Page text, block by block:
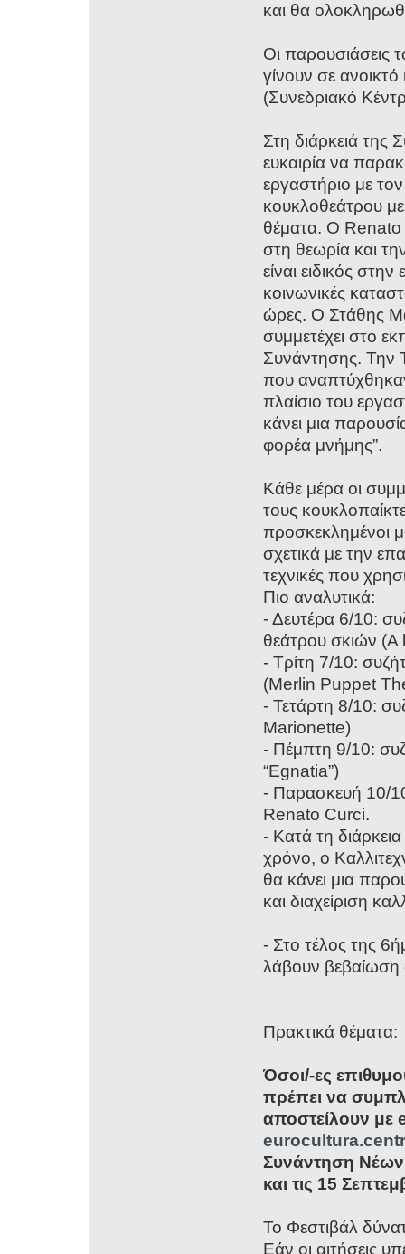
και θα
Οι
γίνουν σε
(Συνεδριακό
Στη διάρκειά της
ευκαιρία να
εργαστήριο με
κουκλοθεάτρου
θέματα. Ο Renato
στη θεωρία και
είναι ειδικός
κοινωνικές
ώρες. Ο Στάθης
συμμετέχει στο
Συνάντησης. Την
που
πλαίσιο του
κάνει μια
φορέα μνήμης”.
Κάθε μέρα οι
τους
προσκεκλημένοι
σχετικά με την
τεχνικές που
Πιο αναλυτικά:
- Δευτέρα 6/10:
θεάτρου σκιών
- Τρίτη 7/10:
(Merlin Puppet
- Τετάρτη 8/10:
Marionette)
- Πέμπτη 9/10:
“Egnatia”)
- Παρασκευή 10/
Renato Curci.
- Κατά τη
χρόνο, ο
θα κάνει μια
και διαχείριση
- Στο τέλος της
λάβουν βεβαίωση
Πρακτικά θέματα:
Όσοι/-ες
πρέπει να
αποστείλουν με
Συνάντηση
και τις 15
Το Φεστιβάλ
Εάν οι αιτήσεις